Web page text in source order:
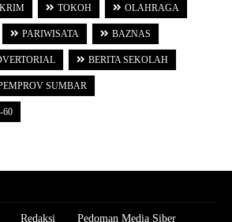
TOKOH OLAHRAGA
PARIWISATA BAZNAS
BERITA SEKOLAH
SUMBAR
60
Redaksi Pedoman Media Siber